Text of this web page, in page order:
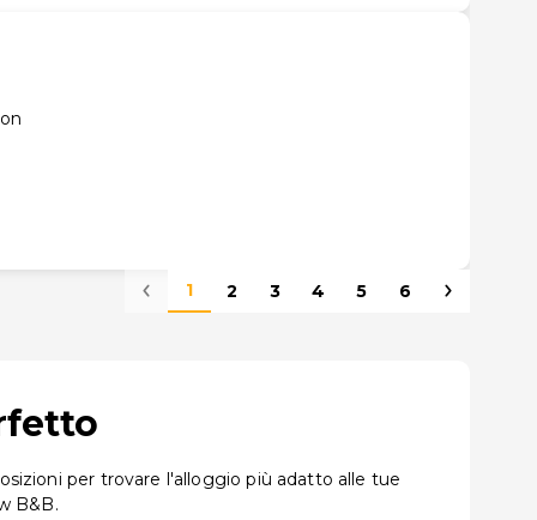
1 2 3 4 5 6
per trovare l'alloggio più adatto alle tue
B&B.